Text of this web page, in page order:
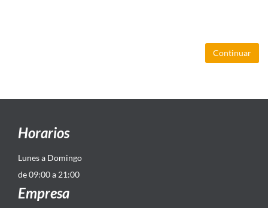
Continuar
Horarios
Lunes a Domingo
de 09:00 a 21:00
Empresa